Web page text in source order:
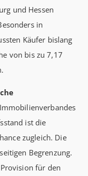
und Hessen
in
Käufer bislang
von bis zu 7,17
ist die
zugleich. Die
Begrenzung.
für den